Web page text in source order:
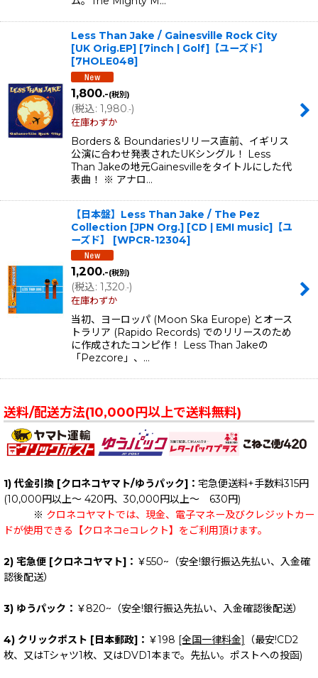
Less Than Jake / Gainesville Rock City
[UK Orig.EP] [7inch | Golf]【ユーズド】
[7HOLE048]
1,800.-(税別)
(税込: 1,980.-)
在庫わずか
Borders & Boundariesリリース直前、イギリス
公演に合わせ発表されたUKシングル！ Less
Than Jakeの地元Gainesvilleをタイトルにした代
表曲！ ※ アナロ…
【日本盤】Less Than Jake / The Pez
Collection [JPN Org.] [CD | EMI music]【ユ
ーズド】
[WPCR-12304]
1,200.-(税別)
(税込: 1,320.-)
在庫わずか
当初、ヨーロッパ (Moon Ska Europe) とオース
トラリア (Rapido Records) でのリリースのため
に作成されたコンピ作！ Less Than Jakeの
「Pezcore」、…
送料/配送方法(10,000円以上で送料無料)
1) 代金引換 [クロネコヤマト/ゆうパック]： 宅急便送料+手数料315円
(10,000円以上～ 420円、30,000円以上～ 630円)
※ クロネコヤマトでは、現金、電子マネー及びクレジットカー
ドが使用できる【クロネコeコレクト】をご利用頂けます。
2) 宅急便 [クロネコヤマト]： ￥550~（安全!銀行振込先払い、入金確
認後配送）
3) ゆうパック： ￥820~（安全!銀行振込先払い、入金確認後配送）
4) クリックポスト [日本郵政]： ￥198 [全国一律料金]
（最安!CD2
枚、又はTシャツ1枚、又はDVD1本まで。先払い。ポストへの投函)